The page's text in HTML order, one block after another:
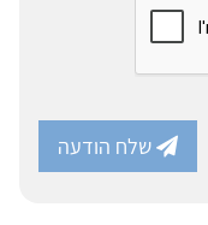
שלח הודעה